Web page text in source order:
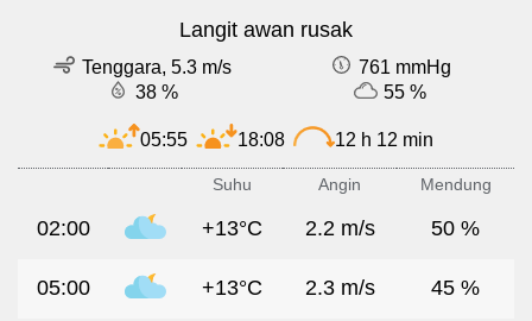
Langit awan rusak
Tenggara, 5.3 m/s
761 mmHg
38 %
55 %
05:55 18:08 12 h 12 min
Suhu Angin Mendung
02:00 +13°C 2.2 m/s 50 %
05:00 +13°C 2.3 m/s 45 %